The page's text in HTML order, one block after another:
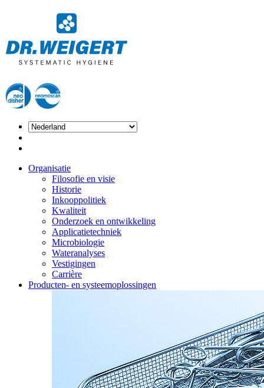
Organisatie
Filosofie en visie
Historie
Inkooppolitiek
Kwaliteit
Onderzoek en ontwikkeling
Applicatietechniek
Microbiologie
Wateranalyses
Vestigingen
Carrière
Producten- en systeemoplossingen